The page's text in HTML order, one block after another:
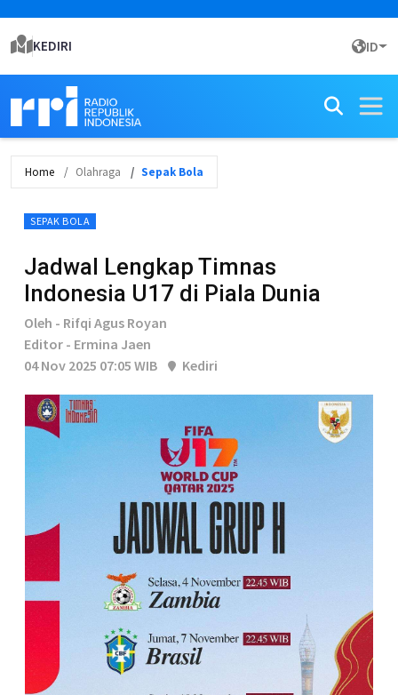
KEDIRI ID
Home Olahraga Sepak Bola
SEPAK BOLA
Jadwal Lengkap Timnas
Indonesia U17 di Piala Dunia
Oleh - Rifqi Agus Royan
Editor - Ermina Jaen
04 Nov 2025 07:05 WIB
Kediri